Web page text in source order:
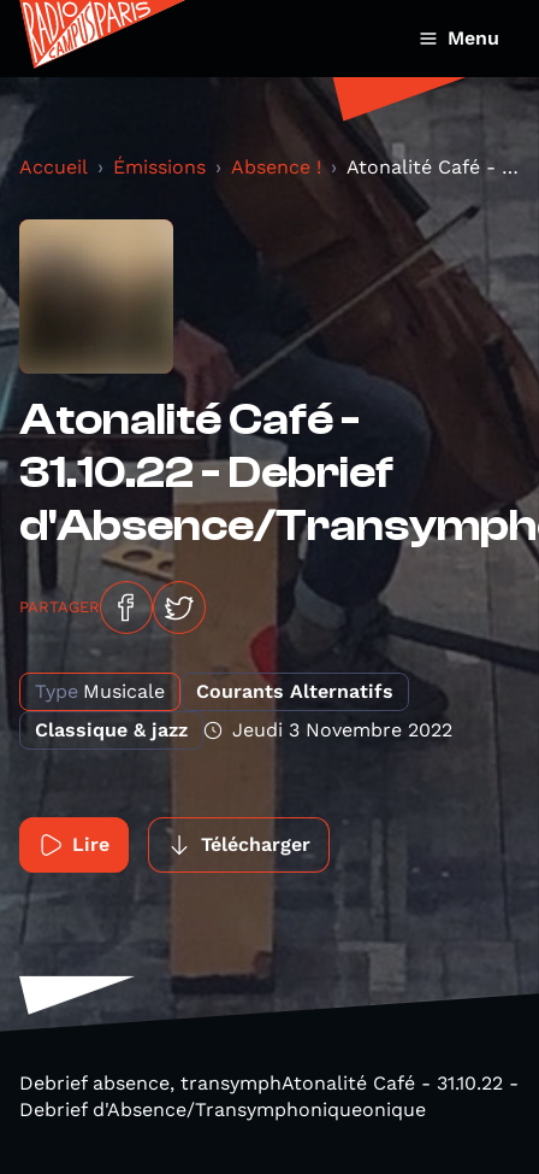
Menu
Accueil Émissions Absence ! Atonalité Café - 31.10.22 - Debrief d'Absence/Tran...
Atonalité Café -
31.10.22 - Debrief
d'Absence/
PARTAGER
Type Musicale
Courants Alternatifs
Classique & jazz
Jeudi 3 Novembre 2022
Lire Télécharger
Debrief absence, transymphAtonalité Café - 31.10.22 -
Debrief d'Absence/Transymphoniqueonique